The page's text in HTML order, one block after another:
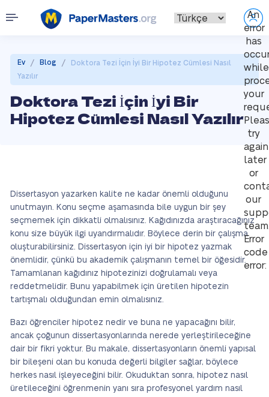
An
error
has
while
your
try
again
later
or
our
Error
code
error:
Ev / Blog /
Doktora Tezi İçin İyi Bir Hipotez Cümlesi Nasıl
Yazılır
Doktora Tezi İçin İyi Bir
Hipotez Cümlesi Nasıl Yazılır
Dissertasyon yazarken kalite ne kadar önemli olduğunu
unutmayın. Konu seçme aşamasında bile uygun bir şey
seçmemek için dikkatli olmalısınız. Kağıdınızda araştıracağınız
konu size büyük ilgi uyandırmalıdır. Böylece derin bir çalışma
oluşturabilirsiniz. Dissertasyon için iyi bir hipotez yazmak
önemlidir, çünkü bu akademik çalışmanın temel bir öğesidir.
Tamamlanan kağıdınız hipotezinizi doğrulamalı veya
reddetmelidir. Bunu yapabilmek için üretilen hipotezin
tartışmalı olduğundan emin olmalısınız.
Bazı öğrenciler hipotez nedir ve buna ne yapacağını bilir,
ancak çoğunun dissertasyonlarında nerede yerleştirileceğine
dair bir fikri yoktur. Bu makale, dissertasyonların önemli yapısal
bir bileşeni olan bu konuda değerli bilgiler sağlar, böylece
herkes nasıl işleyeceğini bilir. Okuduktan sonra, hipotez nasıl
üretileceğini öğrenmenin yanı sıra profesyonel yardım nasıl